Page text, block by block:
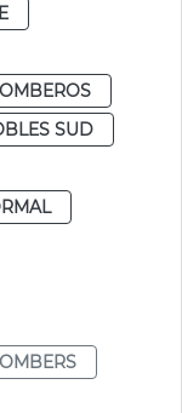
SUD